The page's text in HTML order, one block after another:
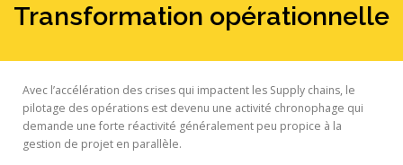
Transformation opérationnelle
Avec l’accélération des crises qui impactent les Supply chains, le
pilotage des opérations est devenu une activité chronophage qui
demande une forte réactivité généralement peu propice à la
gestion de projet en parallèle.